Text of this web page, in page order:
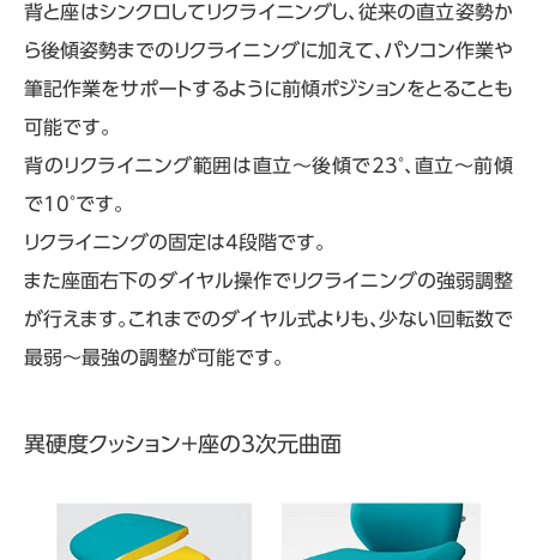
背と座はシンクロしてリクライニングし、従来の直立姿勢か
ら後傾姿勢までのリクライニングに加えて、パソコン作業や
筆記作業をサポートするように前傾ポジションをとることも
可能です。
背のリクライニング範囲は直立～後傾で23°、直立～前傾
で10°です。
リクライニングの固定は4段階です。
また座面右下のダイヤル操作でリクライニングの強弱調整
が行えます。これまでのダイヤル式よりも、少ない回転数で
最弱～最強の調整が可能です。
異硬度クッション＋座の3次元曲面